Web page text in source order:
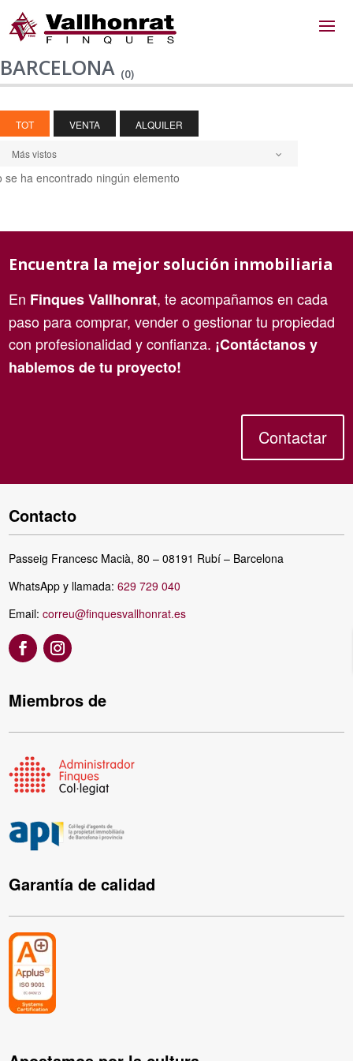
BARCELONA (0)
TOT VENTA ALQUILER
Más vistos
se ha encontrado ningún elemento
Encuentra la mejor solución inmobiliaria
En Finques Vallhonrat, te acompañamos en cada
paso para comprar, vender o gestionar tu propiedad
con profesionalidad y confianza. ¡Contáctanos y
hablemos de tu proyecto!
Contactar
Contacto
Passeig Francesc Macià, 80 – 08191 Rubí – Barcelona
WhatsApp y llamada:629 729 040
Email:correu@finquesvallhonrat.es
Miembros de
Garantía de calidad